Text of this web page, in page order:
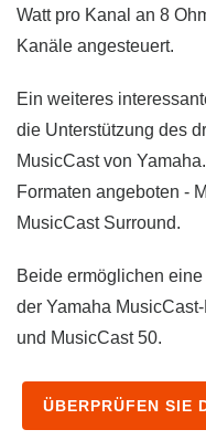
Watt pro Kanal an 8
Kanäle angesteuert.
Ein weiteres
die Unterstützung des
MusicCast von
Formaten angeboten -
MusicCast Surround.
Beide ermöglichen
der Yamaha
und MusicCast 50.
ÜBERPRÜFEN SIE